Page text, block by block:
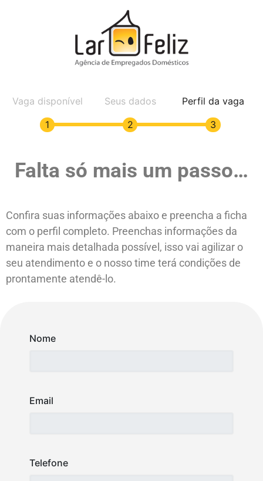
Vaga disponível
1
Seus dados
2
Perfil da vaga
3
Falta só mais um passo…
Confira suas informações abaixo e preencha a ficha
com o perfil completo. Preenchas informações da
maneira mais detalhada possível, isso vai agilizar o
seu atendimento e o nosso time terá condições de
prontamente atendê-lo.
Nome
Email
Telefone